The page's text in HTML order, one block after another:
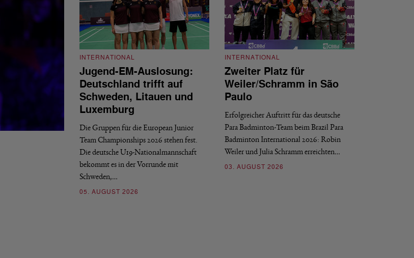
INTERNATIONAL
Jugend-EM-Auslosung:
Deutschland trifft auf
Schweden, Litauen und
Luxemburg
Die Gruppen für die European Junior
Team Championships 2026 stehen fest.
Die deutsche U19-Nationalmannschaft
bekommt es in der Vorrunde mit
Schweden,…
05. AUGUST 2026
INTERNATIONAL
Zweiter Platz für
Weiler/Schramm in São
Paulo
Erfolgreicher Auftritt für das deutsche
Para Badminton-Team beim Brazil Para
Badminton International 2026: Robin
Weiler und Julia Schramm erreichten…
03. AUGUST 2026